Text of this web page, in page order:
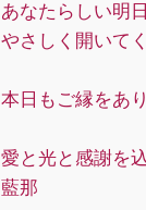
あなたらしい明
やさしく開いて
本日もご縁をあ
愛と光と感謝を
藍那